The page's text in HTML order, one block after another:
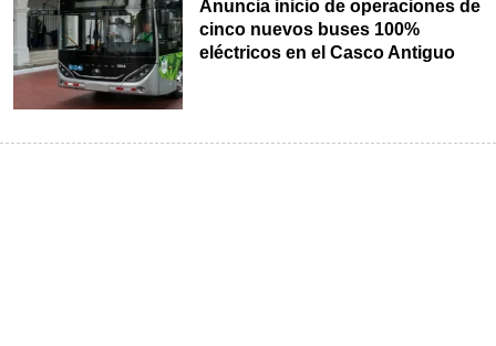
Anuncia inicio de operaciones de
cinco nuevos buses 100%
eléctricos en el Casco Antiguo